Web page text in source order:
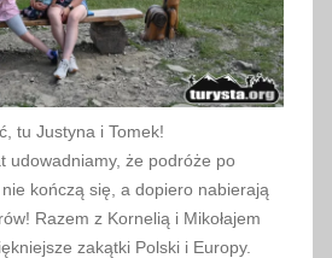
tu Justyna i Tomek!
udowadniamy, że podróże po
kończą się, a dopiero nabierają
Razem z Kornelią i Mikołajem
zakątki Polski i Europy.